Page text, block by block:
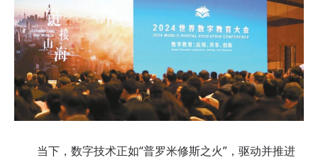
当下，数字技术正如“普罗米修斯之火”，驱动并推进